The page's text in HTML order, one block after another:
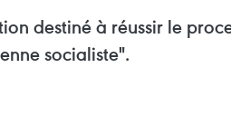
destiné à réussir le
socialiste".